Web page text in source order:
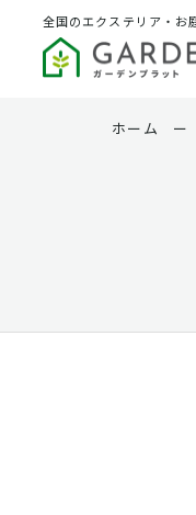
全国のエクステリア・お
ホーム ー